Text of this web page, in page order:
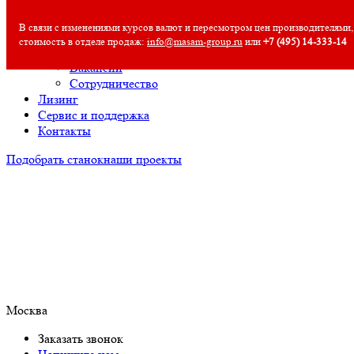
В связи с изменениями курсов валют и пересмотром цен
стоимость в отделе продаж: info@masam-group.ru или +7 (495) 14‑333‑14
О компании
Полезная информация
Вакансии
Сотрудничество
Лизинг
Сервис и поддержка
Контакты
Подобрать станокнаши проекты
Москва
Заказать звонок